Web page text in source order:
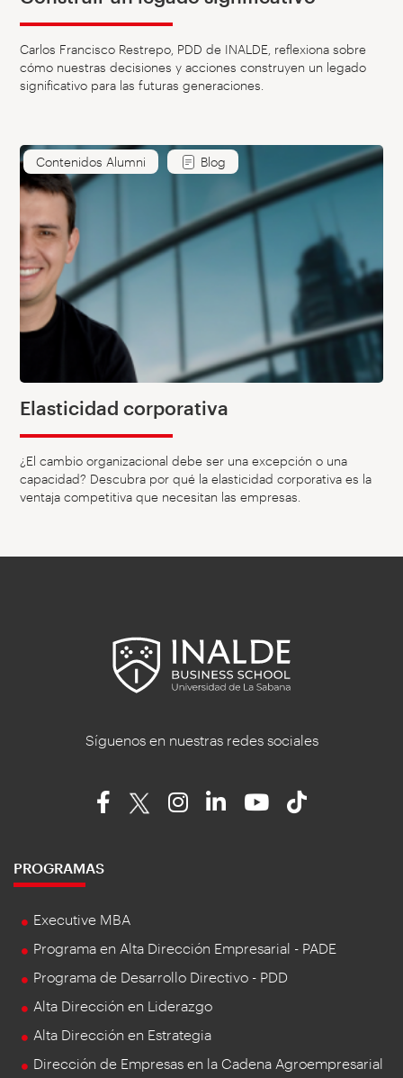
Carlos Francisco Restrepo, PDD de INALDE, reflexiona sobre
cómo nuestras decisiones y acciones construyen un legado
significativo para las futuras generaciones.
Contenidos Alumni Blog
Elasticidad corporativa
¿El cambio organizacional debe ser una excepción o una
capacidad? Descubra por qué la elasticidad corporativa es la
ventaja competitiva que necesitan las empresas.
Síguenos en nuestras redes sociales
PROGRAMAS
Executive MBA
Programa en Alta Dirección Empresarial - PADE
Programa de Desarrollo Directivo - PDD
Alta Dirección en Liderazgo
Alta Dirección en Estrategia
Dirección de Empresas en la Cadena Agroempresarial